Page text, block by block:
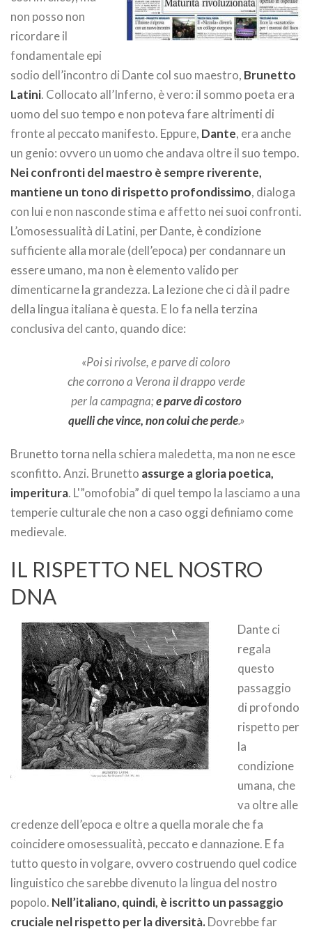
non posso non
ricordare il
fondamentale epi
sodio dell’incontro di Dante col suo maestro, Brunetto
Latini. Collocato all’Inferno, è vero: il sommo poeta era
uomo del suo tempo e non poteva fare altrimenti di
fronte al peccato manifesto. Eppure, Dante, era anche
un genio: ovvero un uomo che andava oltre il suo tempo.
Nei confronti del maestro è sempre riverente,
mantiene un tono di rispetto profondissimo, dialoga
con lui e non nasconde stima e affetto nei suoi confronti.
L’omosessualità di Latini, per Dante, è condizione
sufficiente alla morale (dell’epoca) per condannare un
essere umano, ma non è elemento valido per
dimenticarne la grandezza. La lezione che ci dà il padre
della lingua italiana è questa. E lo fa nella terzina
conclusiva del canto, quando dice:
«Poi si rivolse, e parve di coloro
che corrono a Verona il drappo verde
per la campagna;e parve di costoro
quelli che vince, non colui che perde.»
Brunetto torna nella schiera maledetta, ma non ne esce
sconfitto. Anzi. Brunetto assurge a gloria poetica,
imperitura. L'”omofobia” di quel tempo la lasciamo a una
temperie culturale che non a caso oggi definiamo come
medievale.
IL RISPETTO NEL NOSTRO
DNA
Dante ci
regala
questo
passaggio
di profondo
rispetto per
la
condizione
umana, che
va oltre alle
credenze dell’epoca e oltre a quella morale che fa
coincidere omosessualità, peccato e dannazione. E fa
tutto questo in volgare, ovvero costruendo quel codice
linguistico che sarebbe divenuto la lingua del nostro
popolo. Nell’italiano, quindi, è iscritto un passaggio
cruciale nel rispetto per la diversità.Dovrebbe far